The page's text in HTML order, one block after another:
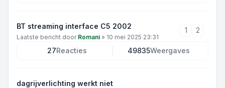
BT streaming interface C5 2002
Laatste bericht door Romani » 10 mei 2025 23:31
1 2
27Reacties 49835Weergaves
dagrijverlichting werkt niet